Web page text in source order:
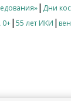
| Дни
0+| 55 лет ИКИ |